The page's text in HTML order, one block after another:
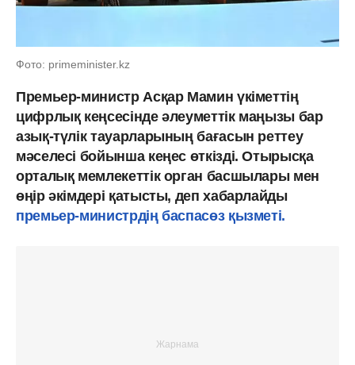
Фото: primeminister.kz
Премьер-министр Асқар Мамин үкіметтің
цифрлық кеңсесінде әлеуметтік маңызы бар
азық-түлік тауарларының бағасын реттеу
мәселесі бойынша кеңес өткізді. Отырысқа
орталық мемлекеттік орган басшылары мен
өңір әкімдері қатысты, деп хабарлайды
премьер-министрдің баспасөз қызметі.